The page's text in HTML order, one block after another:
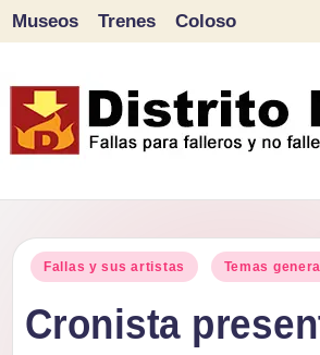
contenido
Museos Trenes Coloso
Publicado
Fallas y sus artistas Temas
Cronista